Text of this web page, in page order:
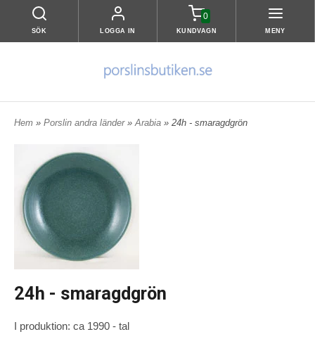
SÖK LOGGA IN
0
KUNDVAGN MENY
Hem » Porslin andra länder » Arabia » 24h - smaragdgrön
24h - smaragdgrön
I produktion: ca 1990 - tal